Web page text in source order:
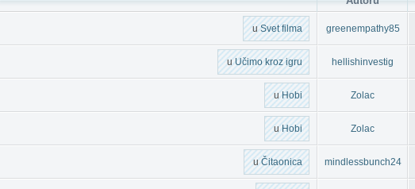
uSvet filma greenempathy85
uUčimo kroz igru hellishinvestig
uHobi Zolac
uHobi Zolac
uČitaonica mindlessbunch24